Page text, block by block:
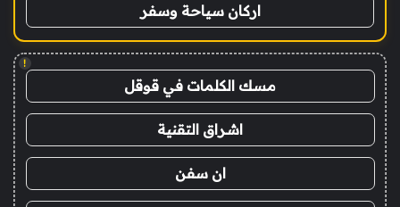
اركان سياحة وسفر
!
مسك الكلمات في قوقل
اشراق التقنية
ان سفن